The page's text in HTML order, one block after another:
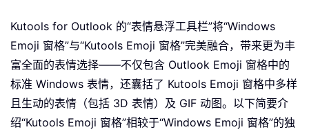
Kutools for Outlook 的“表情悬浮工具栏”将“Windows
Emoji 窗格”与“Kutools Emoji 窗格”完美融合，带来更为丰
富全面的表情选择——不仅包含 Outlook Emoji 窗格中的
标准 Windows 表情，还囊括了 Kutools Emoji 窗格中多样
且生动的表情（包括 3D 表情）及 GIF 动图。以下简要介
绍“Kutools Emoji 窗格”相较于“Windows Emoji 窗格”的独